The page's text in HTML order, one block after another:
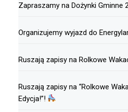
Zapraszamy na Dożynki Gminne
Organizujemy wyjazd do
Ruszają zapisy na Rolkowe
Ruszają zapisy na “Rolkowe
Edycja!”!